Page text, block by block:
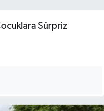
Sürpriz